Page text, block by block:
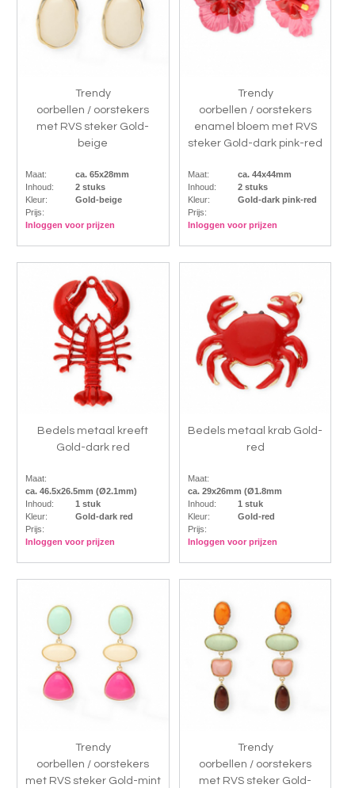
Trendy
oorbellen / oorstekers
met RVS steker Gold-
beige
Maat:
ca. 65x28mm
Inhoud:
2 stuks
Kleur:
Gold-beige
Prijs:
Inloggen voor prijzen
Trendy
oorbellen / oorstekers
enamel bloem met RVS
steker Gold-dark pink-red
Maat:
ca. 44x44mm
Inhoud:
2 stuks
Kleur:
Gold-dark pink-red
Prijs:
Inloggen voor prijzen
Bedels metaal kreeft
Gold-dark red
Maat:
ca. 46.5x26.5mm (Ø2.1mm)
Inhoud:
1 stuk
Kleur:
Gold-dark red
Prijs:
Inloggen voor prijzen
Bedels metaal krab Gold-
red
Maat:
ca. 29x26mm (Ø1.8mm
Inhoud:
1 stuk
Kleur:
Gold-red
Prijs:
Inloggen voor prijzen
Trendy
oorbellen / oorstekers
met RVS steker Gold-mint
Trendy
oorbellen / oorstekers
met RVS steker Gold-